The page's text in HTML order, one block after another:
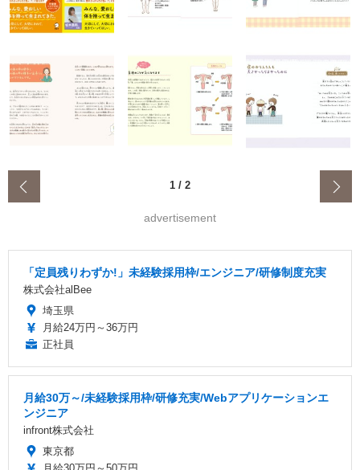
1 / 2
advertisement
「定員残りわずか!」未経験採用枠/エンジニア/研修制度充実
株式会社alBee
埼玉県
月給24万円～36万円
正社員
月給30万～/未経験採用枠/研修充実/Webアプリケーションエ
ンジニア
infront株式会社
東京都